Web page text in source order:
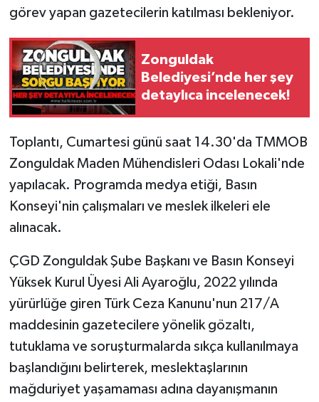
görev yapan gazetecilerin katılması bekleniyor.
Zonguldak
Belediyesi’nde her şey
detaylıca incelenecek!
Toplantı, Cumartesi günü saat 14.30'da TMMOB
Zonguldak Maden Mühendisleri Odası Lokali'nde
yapılacak. Programda medya etiği, Basın
Konseyi'nin çalışmaları ve meslek ilkeleri ele
alınacak.
ÇGD Zonguldak Şube Başkanı ve Basın Konseyi
Yüksek Kurul Üyesi Ali Ayaroğlu, 2022 yılında
yürürlüğe giren Türk Ceza Kanunu'nun 217/A
maddesinin gazetecilere yönelik gözaltı,
tutuklama ve soruşturmalarda sıkça kullanılmaya
başlandığını belirterek, meslektaşlarının
mağduriyet yaşamaması adına dayanışmanın
Politika
Resmi İlan
Röportaj
SİYASET
Ulusal
Yaşam